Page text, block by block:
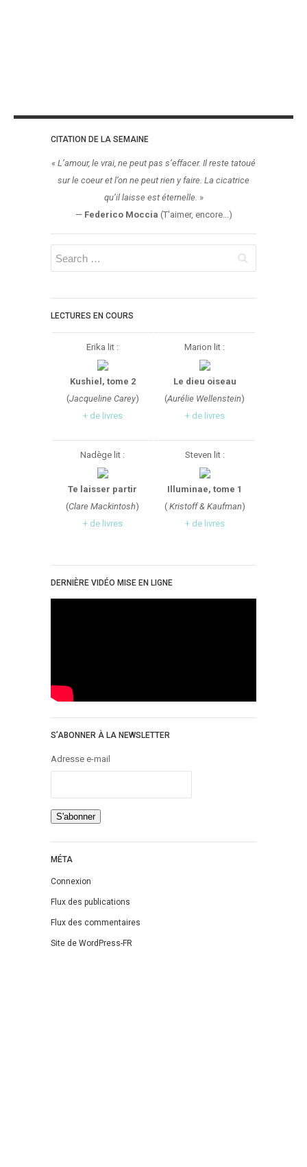
CITATION DE LA SEMAINE
« L’amour, le vrai, ne peut pas s’effacer. Il reste tatoué
sur le coeur et l’on ne peut rien y faire. La cicatrice
qu’il laisse est éternelle. »
— Federico Moccia (T'aimer, encore...)
LECTURES EN COURS
Erika lit :
Kushiel, tome 2
(Jacqueline Carey)
+ de livres
Marion lit :
Le dieu oiseau
(Aurélie Wellenstein)
+ de livres
Nadège lit :
Te laisser partir
(Clare Mackintosh)
+ de livres
Steven lit :
Illuminae, tome 1
(Kristoff & Kaufman)
+ de livres
DERNIÈRE VIDÉO MISE EN LIGNE
S’ABONNER À LA NEWSLETTER
Adresse e-mail
MÉTA
Connexion
Flux des publications
Flux des commentaires
Site de WordPress-FR